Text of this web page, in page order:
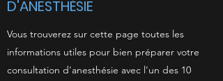
D'ANESTHÉSIE
Vous trouverez sur cette page toutes les
informations utiles pour bien préparer votre
consultation d'anesthésie avec l'un des 10